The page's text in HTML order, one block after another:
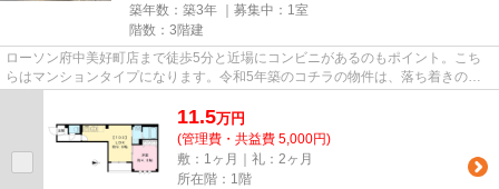
築年数：築3年 ｜募集中： 1室
階数：3階建
ローソン府中美好町店まで徒歩5分と近場にコンビニがあるのもポイント。こち
らはマンションタイプになります。令和5年築のコチラの物件は、落ち着きのあ
11.5万円
(管理費・共益費 5,000円)
敷：1ヶ月｜礼：2ヶ月
所在階：1階